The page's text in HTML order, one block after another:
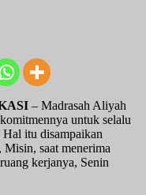
– Madrasah Aliyah
untuk selalu
itu disampaikan
saat menerima
kerjanya, Senin